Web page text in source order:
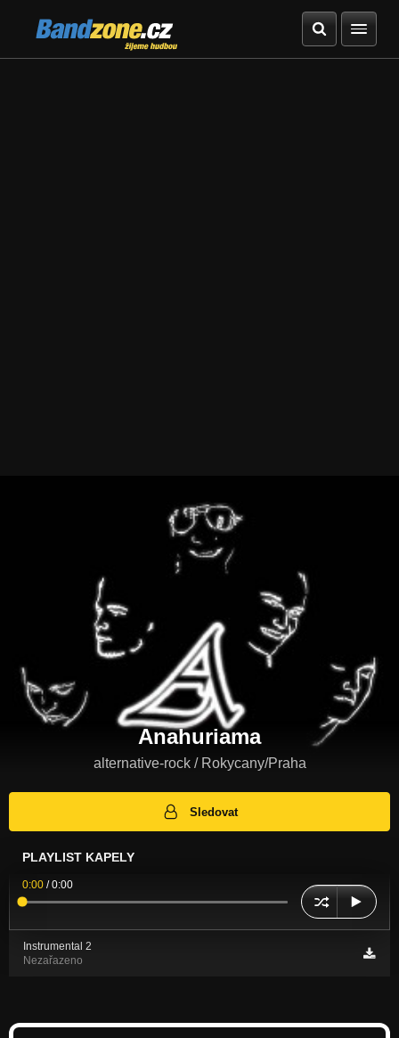
Bandzone.cz
žijeme hudbou
Anahuriama
alternative-rock / Rokycany/Praha
Sledovat
PLAYLIST KAPELY
0:00 /0:00
Instrumental 2
Nezařazeno